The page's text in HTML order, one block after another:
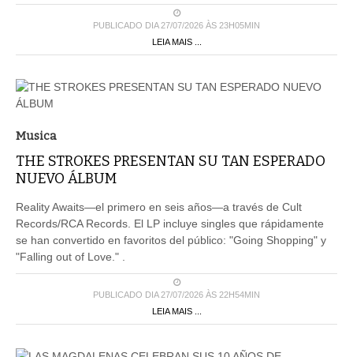
PUBLICADO DIA 27/07/2026 ÀS 23H05MIN
LEIA MAIS ...
Musica
THE STROKES PRESENTAN SU TAN ESPERADO
NUEVO ÁLBUM
Reality Awaits—el primero en seis años—a través de Cult
Records/RCA Records. El LP incluye singles que rápidamente
se han convertido en favoritos del público: "Going Shopping" y
"Falling out of Love." .
PUBLICADO DIA 27/07/2026 ÀS 22H54MIN
LEIA MAIS ...